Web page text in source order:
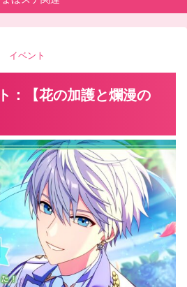
イベント
：【花の加護と爛漫の